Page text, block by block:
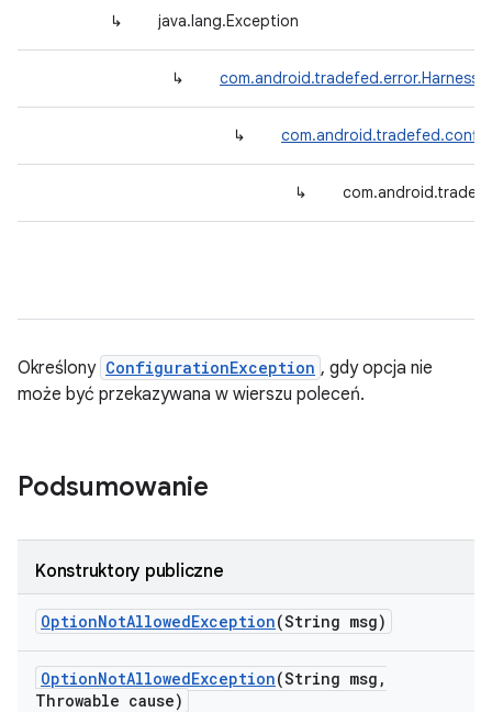
↳ java.lang.Exception
↳
↳
↳
Określony ConfigurationException , gdy opcja nie
może być przekazywana w wierszu poleceń.
Podsumowanie
Konstruktory publiczne
OptionNotAllowedException(String msg)
OptionNotAllowedException(String msg ,
Throwable cause)